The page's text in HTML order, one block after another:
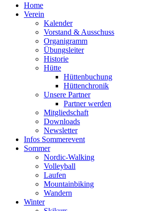
Home
Verein
Kalender
Vorstand & Ausschuss
Organigramm
Übungsleiter
Historie
Hütte
Hüttenbuchung
Hüttenchronik
Unsere Partner
Partner werden
Mitgliedschaft
Downloads
Newsletter
Infos Sommerevent
Sommer
Nordic-Walking
Volleyball
Laufen
Mountainbiking
Wandern
Winter